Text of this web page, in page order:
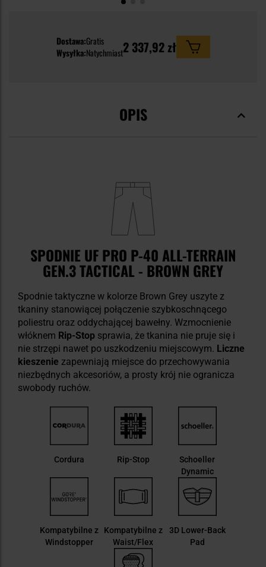
Dostawa:Gratis
Wysyłka:Natychmiast2 337,92 zł
OPIS
SPODNIE UF PRO P-40 ALL-TERRAIN
GEN.3 TACTICAL - BROWN GREY
Spodnie taktyczne w kolorze Brown Grey uszyte z
tkaniny stanowiącej połączenie szybkoschnącego
poliestru oraz oddychającej bawełny. Wzmocnienie
włóknem Rip-Stop sprawia, że tkanina nie pruje się i
nie strzępi nawet po uszkodzeniu miejscowym. Liczne
kieszenie zapewniają miejsce do przechowywania
niezbędnych akcesoriów, a prosty krój nie ogranicza
swobody ruchów.
Cordura Rip-Stop
Schoeller
Dynamic
Kompatybilne z
Windstopper
Kompatybilne z
Waist/Flex
3D Lower-Back
Pad